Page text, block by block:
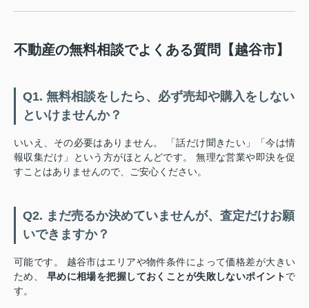
不動産の無料相談でよくある質問【越谷市】
Q1. 無料相談をしたら、必ず売却や購入をしない
といけませんか？
いいえ、その必要はありません。 「話だけ聞きたい」「今は情
報収集だけ」という方がほとんどです。 無理な営業や即決を促
すことはありませんので、ご安心ください。
Q2. まだ売るか決めていませんが、査定だけお願
いできますか？
可能です。 越谷市はエリアや物件条件によって価格差が大きい
ため、 早めに相場を把握しておくことが失敗しないポイントで
す。